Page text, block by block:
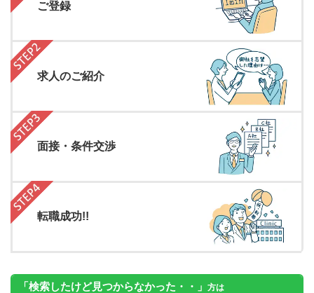
ご登録
求人のご紹介
面接・条件交渉
転職成功!!
「検索したけど見つからなかった・・」 方は